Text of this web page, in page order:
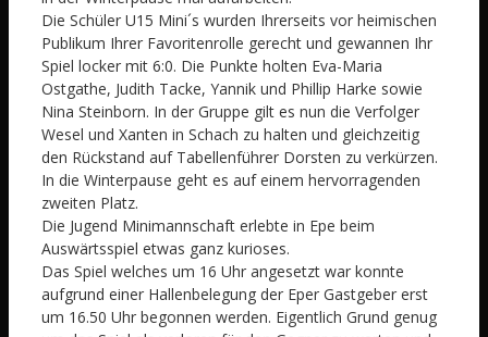
Die Schüler U15 Mini´s wurden Ihrerseits vor heimischen
Publikum Ihrer Favoritenrolle gerecht und gewannen Ihr
Spiel locker mit 6:0. Die Punkte holten Eva-Maria
Ostgathe, Judith Tacke, Yannik und Phillip Harke sowie
Nina Steinborn. In der Gruppe gilt es nun die Verfolger
Wesel und Xanten in Schach zu halten und gleichzeitig
den Rückstand auf Tabellenführer Dorsten zu verkürzen.
In die Winterpause geht es auf einem hervorragenden
zweiten Platz.
Die Jugend Minimannschaft erlebte in Epe beim
Auswärtsspiel etwas ganz kurioses.
Das Spiel welches um 16 Uhr angesetzt war konnte
aufgrund einer Hallenbelegung der Eper Gastgeber erst
um 16.50 Uhr begonnen werden. Eigentlich Grund genug